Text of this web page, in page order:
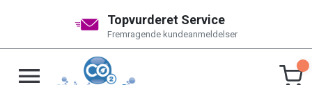
Topvurderet Service
Fremragende kundeanmeldelser